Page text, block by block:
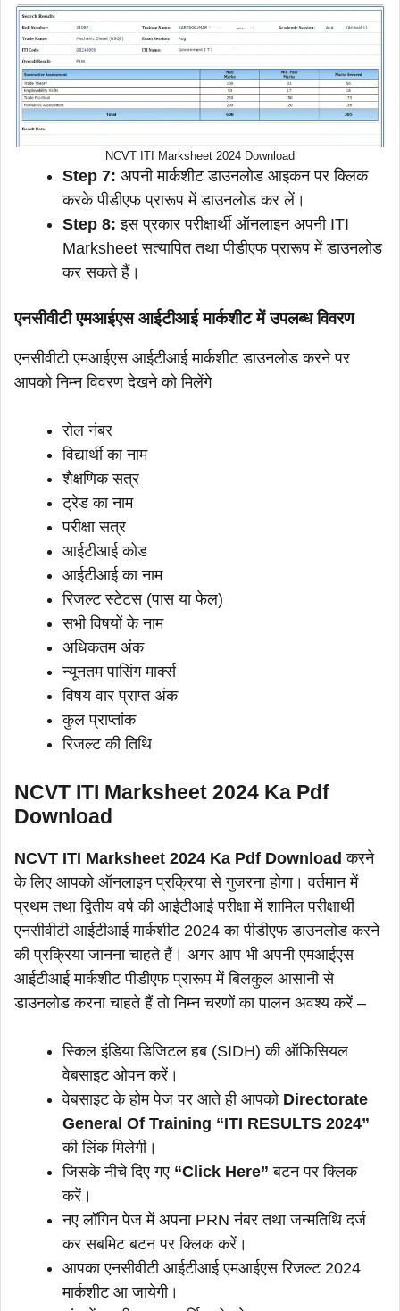
NCVT ITI Marksheet 2024 Download
Step 7: अपनी मार्कशीट डाउनलोड आइकन पर क्लिक
करके पीडीएफ प्रारूप में डाउनलोड कर लें।
Step 8: इस प्रकार परीक्षार्थी ऑनलाइन अपनी ITI
Marksheet सत्यापित तथा पीडीएफ प्रारूप में डाउनलोड
कर सकते हैं।
एनसीवीटी एमआईएस आईटीआई मार्कशीट में उपलब्ध विवरण
एनसीवीटी एमआईएस आईटीआई मार्कशीट डाउनलोड करने पर
आपको निम्न विवरण देखने को मिलेंगे
रोल नंबर
विद्यार्थी का नाम
शैक्षणिक सत्र
ट्रेड का नाम
परीक्षा सत्र
आईटीआई कोड
आईटीआई का नाम
रिजल्ट स्टेटस (पास या फेल)
सभी विषयों के नाम
अधिकतम अंक
न्यूनतम पासिंग मार्क्स
विषय वार प्राप्त अंक
कुल प्राप्तांक
रिजल्ट की तिथि
NCVT ITI Marksheet 2024 Ka Pdf
Download
NCVT ITI Marksheet 2024 Ka Pdf Download करने
के लिए आपको ऑनलाइन प्रक्रिया से गुजरना होगा। वर्तमान में
प्रथम तथा द्वितीय वर्ष की आईटीआई परीक्षा में शामिल परीक्षार्थी
एनसीवीटी आईटीआई मार्कशीट 2024 का पीडीएफ डाउनलोड करने
की प्रक्रिया जानना चाहते हैं। अगर आप भी अपनी एमआईएस
आईटीआई मार्कशीट पीडीएफ प्रारूप में बिलकुल आसानी से
डाउनलोड करना चाहते हैं तो निम्न चरणों का पालन अवश्य करें –
स्किल इंडिया डिजिटल हब (SIDH) की ऑफिसियल
वेबसाइट ओपन करें।
वेबसाइट के होम पेज पर आते ही आपको Directorate
General Of Training “ITI RESULTS 2024”
की लिंक मिलेगी।
जिसके नीचे दिए गए “Click Here” बटन पर क्लिक
करें।
नए लॉगिन पेज में अपना PRN नंबर तथा जन्मतिथि दर्ज
कर सबमिट बटन पर क्लिक करें।
आपका एनसीवीटी आईटीआई एमआईएस रिजल्ट 2024
मार्कशीट आ जायेगी।